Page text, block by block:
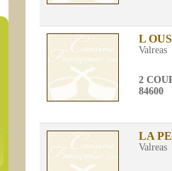
L
Valreas
2
84600
LA
Valreas